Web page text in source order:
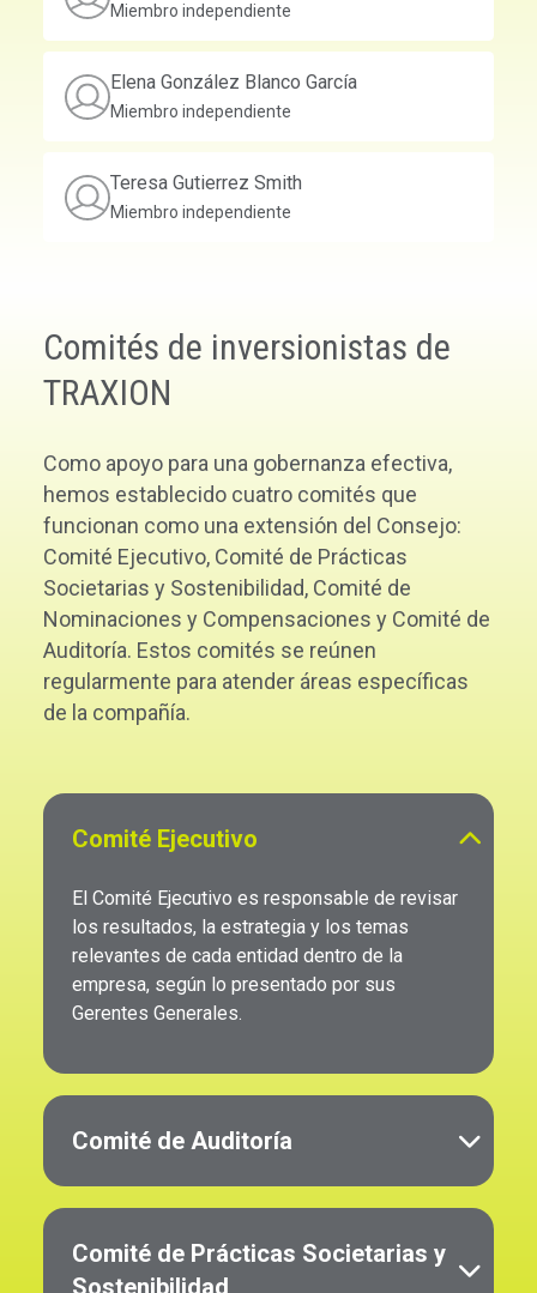
Miembro independiente
Elena González Blanco García
Miembro independiente
Teresa Gutierrez Smith
Miembro independiente
Comités de inversionistas de
TRAXION
Como apoyo para una gobernanza efectiva,
hemos establecido cuatro comités que
funcionan como una extensión del Consejo:
Comité Ejecutivo, Comité de Prácticas
Societarias y Sostenibilidad, Comité de
Nominaciones y Compensaciones y Comité de
Auditoría. Estos comités se reúnen
regularmente para atender áreas específicas
de la compañía.
Comité Ejecutivo
El Comité Ejecutivo es responsable de revisar
los resultados, la estrategia y los temas
relevantes de cada entidad dentro de la
empresa, según lo presentado por sus
Gerentes Generales.
Comité de Auditoría
Evaluar nuestros sistemas de control interno y
Comité de Prácticas Societarias y
Sostenibilidad